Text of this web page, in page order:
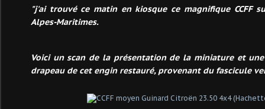
"j'ai trouvé ce matin en kiosque ce magnifique CCFF
Alpes-Maritimes.
Voici un scan de la présentation de la miniature et
drapeau de cet engin restauré, provenant du fascicule